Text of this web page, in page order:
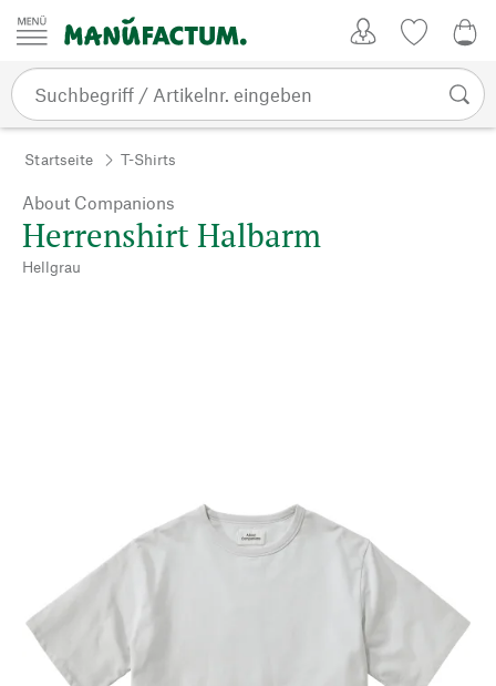
Zum Inhalt springen
Startseite T-Shirts
About Companions
Herrenshirt Halbarm
Hellgrau